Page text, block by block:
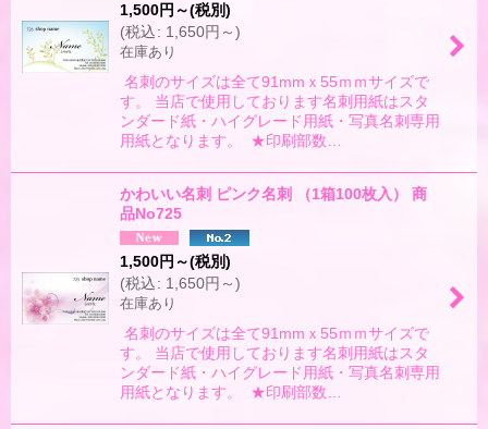
1,500円 ～(税別)
(税込: 1,650円 ～)
在庫あり
名刺のサイズは全て91mmｘ55ｍｍサイズで
す。 当店で使用しております名刺用紙はスタ
ンダード紙・ハイグレード用紙・写真名刺専用
用紙となります。 ★印刷部数…
かわいい名刺 ピンク名刺 （1箱100枚入） 商
品No725
1,500円 ～(税別)
(税込: 1,650円 ～)
在庫あり
名刺のサイズは全て91mmｘ55ｍｍサイズで
す。 当店で使用しております名刺用紙はスタ
ンダード紙・ハイグレード用紙・写真名刺専用
用紙となります。 ★印刷部数…